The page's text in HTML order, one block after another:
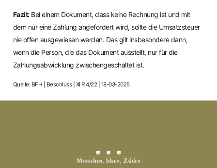
Fazit:Bei einem Dokument, dass keine Rechnung ist und mit
dem nur eine Zahlung angefordert wird, sollte die Umsatzsteuer
nie offen ausgewiesen werden. Das gilt insbesondere dann,
wenn die Person, die das Dokument ausstellt, nur für die
Zahlungsabwicklung zwischengeschaltet ist.
Quelle: BFH | Beschluss | XI R 4/22 | 18-03-2025